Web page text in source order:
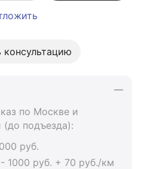
консультацию
по Москве и
подъезда):
руб.
руб. + 70 руб./км